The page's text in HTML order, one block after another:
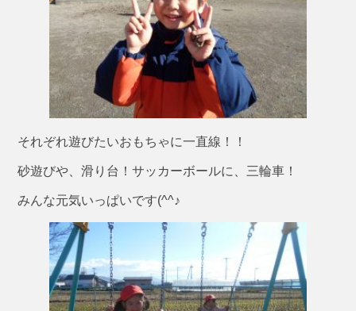
それぞれ遊びたいおもちゃに一直線！！
砂遊びや、滑り台！サッカーボールに、三輪車！
みんな元気いっぱいです(^^♪